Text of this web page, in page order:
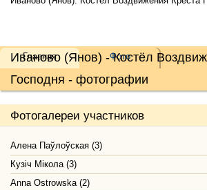
Иваново (Янов) - Костёл
Господня - фотографии
Главная Фото
Фотогалереи участников
Алена Паўлоўская (3)
Кузіч Мікола (3)
Anna Ostrowska (2)